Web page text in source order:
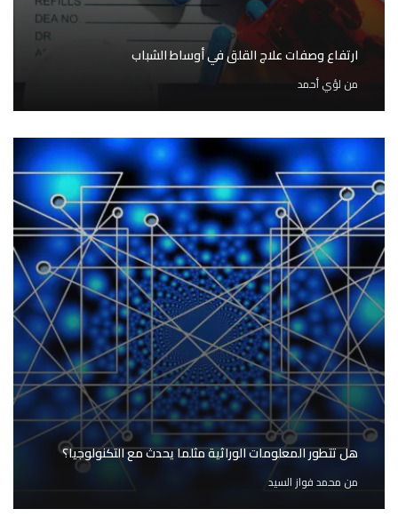
ارتفاع وصفات علاج القلق في أوساط الشباب
من لؤي أحمد
هل تتطور المعلومات الوراثية مثلما يحدث مع التكنولوجيا؟
من محمد فواز السيد